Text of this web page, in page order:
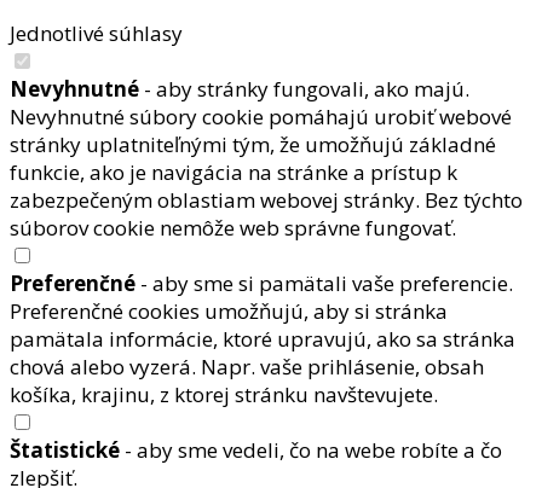
Jednotlivé súhlasy
Nevyhnutné - aby stránky fungovali, ako majú.
Nevyhnutné súbory cookie pomáhajú urobiť webové
stránky uplatniteľnými tým, že umožňujú základné
funkcie, ako je navigácia na stránke a prístup k
zabezpečeným oblastiam webovej stránky. Bez týchto
súborov cookie nemôže web správne fungovať.
Preferenčné - aby sme si pamätali vaše preferencie.
Preferenčné cookies umožňujú, aby si stránka
pamätala informácie, ktoré upravujú, ako sa stránka
chová alebo vyzerá. Napr. vaše prihlásenie, obsah
košíka, krajinu, z ktorej stránku navštevujete.
Štatistické - aby sme vedeli, čo na webe robíte a čo
zlepšiť.